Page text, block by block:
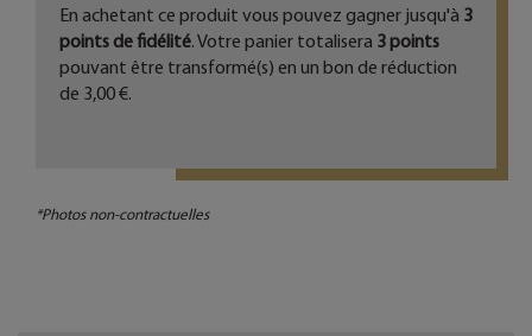
En achetant ce produit vous pouvez gagner jusqu'à 3
points de fidélité. Votre panier totalisera 3points
pouvant être transformé(s) en un bon de réduction
de 3,00 €.
*Photos non-contractuelles